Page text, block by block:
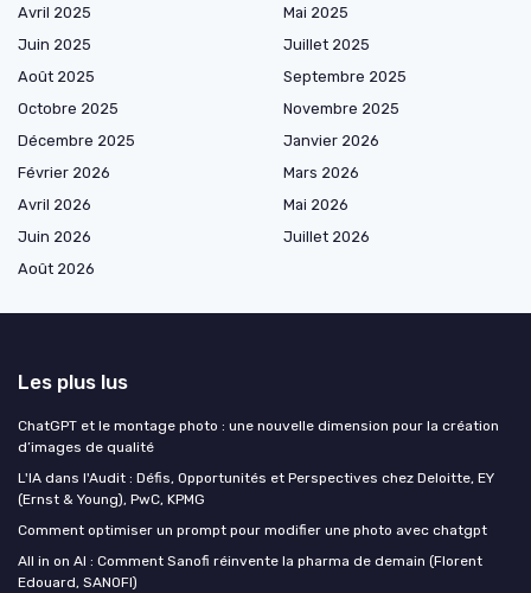
Avril 2025
Mai 2025
Juin 2025
Juillet 2025
Août 2025
Septembre 2025
Octobre 2025
Novembre 2025
Décembre 2025
Janvier 2026
Février 2026
Mars 2026
Avril 2026
Mai 2026
Juin 2026
Juillet 2026
Août 2026
Les plus lus
ChatGPT et le montage photo : une nouvelle dimension pour la création
d’images de qualité
L'IA dans l'Audit : Défis, Opportunités et Perspectives chez Deloitte, EY
(Ernst & Young), PwC, KPMG
Comment optimiser un prompt pour modifier une photo avec chatgpt
All in on AI : Comment Sanofi réinvente la pharma de demain (Florent
Edouard, SANOFI)